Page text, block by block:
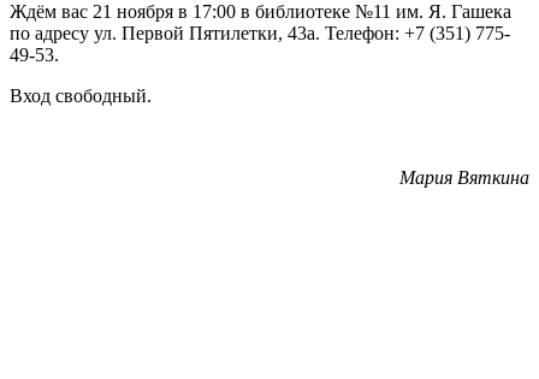
Ждём вас 21 ноября в 17:00 в библиотеке №11 им. Я. Гашека
по адресу ул. Первой Пятилетки, 43а. Телефон: +7 (351) 775-
49-53.
Вход свободный.
Мария Вяткина